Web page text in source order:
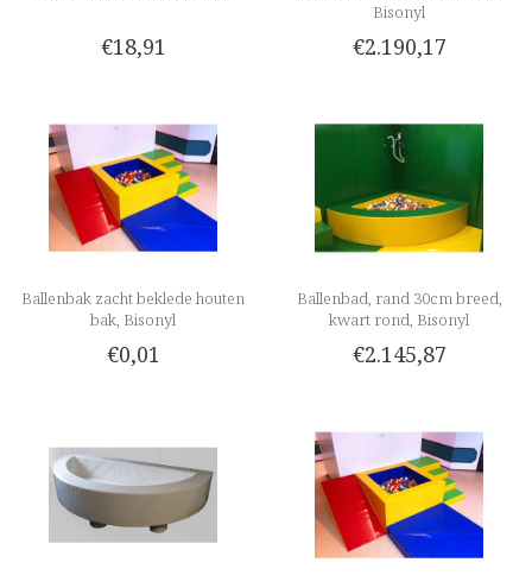
€18,91
Bisonyl
€2.190,17
Ballenbak zacht beklede houten
bak, Bisonyl
€0,01
Ballenbad, rand 30cm breed,
kwart rond, Bisonyl
€2.145,87